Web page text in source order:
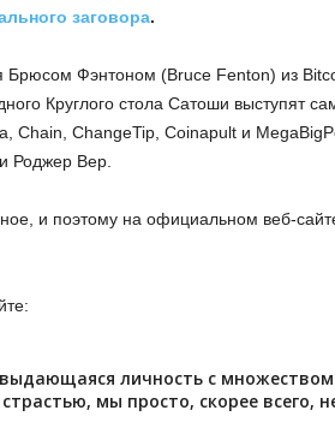
заговора.
Брюсом Фэнтоном (Bruce Fenton) из
Круглого стола Сатоши выступят
Chain, ChangeTip, Coinapult и
Роджер Вер.
и поэтому на официальном веб-
личность с
мы просто, скорее всего,